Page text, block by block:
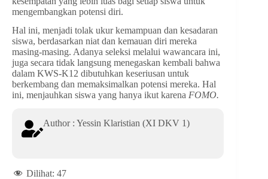
mengembangkan potensi diri.
Hal ini, menjadi tolak ukur kemampuan dan kesadaran
siswa, berdasarkan niat dan kemauan diri mereka
masing-masing. Adanya seleksi melalui wawancara ini,
juga secara tidak langsung menegaskan kembali bahwa
dalam KWS-K12 dibutuhkan keseriusan untuk
berkembang dan memaksimalkan potensi mereka. Hal
ini, menjauhkan siswa yang hanya ikut karena FOMO.
Author : Yessin Klaristian (XI DKV 1)
Dilihat: 47